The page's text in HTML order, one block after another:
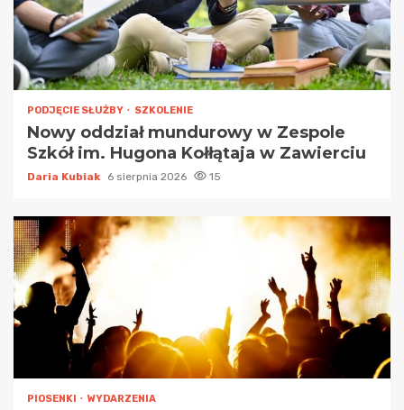
PODJĘCIE SŁUŻBY SZKOLENIE
Nowy oddział mundurowy w Zespole
Szkół im. Hugona Kołłątaja w Zawierciu
Daria Kubiak 6 sierpnia 2026 15
PIOSENKI WYDARZENIA